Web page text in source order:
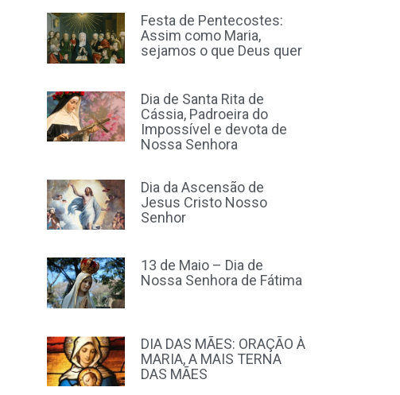
Festa de Pentecostes:
Assim como Maria,
sejamos o que Deus quer
Dia de Santa Rita de
Cássia, Padroeira do
Impossível e devota de
Nossa Senhora
Dia da Ascensão de
Jesus Cristo Nosso
Senhor
13 de Maio – Dia de
Nossa Senhora de Fátima
DIA DAS MÃES: ORAÇÃO À
MARIA, A MAIS TERNA
DAS MÃES